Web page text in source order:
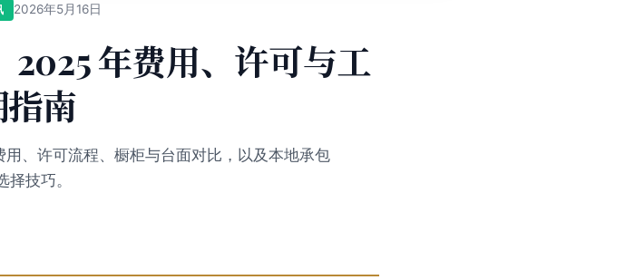
2026年5月16日
年费用、许可与工
南
、许可流程、橱柜与台面对比，以及本地承包
择技巧。